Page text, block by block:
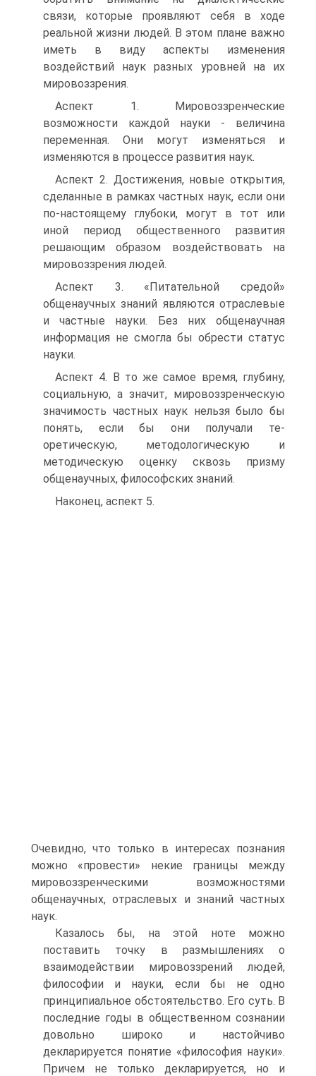
связи, которые проявляют себя в ходе
реальной жизни людей. В этом плане важно
иметь в виду аспекты изменения
воздействий наук разных уровней на их
мировоззрения.
Аспект 1. Мировоззренческие
возможности каждой науки - величина
переменная. Они могут изменяться и
изменяются в процессе развития наук.
Аспект 2. Достижения, новые открытия,
сделанные в рамках частных наук, если они
по-настоящему глубоки, могут в тот или
иной период общественного развития
решающим образом воздействовать на
мировоззрения людей.
Аспект 3. «Питательной средой»
общенаучных знаний являются отраслевые
и частные науки. Без них общенаучная
информация не смогла бы обрести статус
науки.
Аспект 4. В то же самое время, глубину,
социальную, а значит, мировоззренческую
значимость частных наук нельзя было бы
понять, если бы они получали те-
оретическую, методологическую и
методическую оценку сквозь призму
общенаучных, философских знаний.
Наконец, аспект 5.
Очевидно, что только в интересах познания
можно «провести» некие границы между
мировоззренческими возможностями
общенаучных, отраслевых и знаний частных
наук.
Казалось бы, на этой ноте можно
поставить точку в размышлениях о
взаимодействии мировоззрений людей,
философии и науки, если бы не одно
принципиальное обстоятельство. Его суть. В
последние годы в общественном сознании
довольно широко и настойчиво
декларируется понятие «философия науки».
Причем не только декларируется, но и